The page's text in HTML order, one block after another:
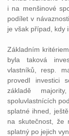
i na menšinové
podílet v
je však případ, kdy
Základním
byla taková
vlastníků, resp.
provedl investici
základě
spoluvlastnících
splatné ihned,
na skutečnost, že
splatný po jejich